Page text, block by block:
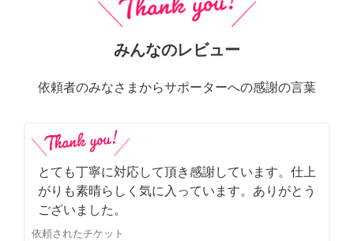
みんなのレビュー
依頼者のみなさまからサポーターへの感謝の言葉
とても丁寧に対応して頂き感謝しています。仕上
がりも素晴らしく気に入っています。ありがとう
ございました。
依頼されたチケット